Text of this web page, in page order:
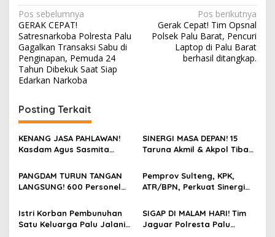
D
a
a
h
M
r
D
m
i
s
a
N
a
v
i
g
a
s
i
p
o
s
Pos sebelumnya
GERAK CEPAT!
Satresnarkoba Polresta Palu
Gagalkan Transaksi Sabu di
Penginapan, Pemuda 24
Tahun Dibekuk Saat Siap
Edarkan Narkoba
Pos berikutnya
Gerak Cepat! Tim Opsnal
Polsek Palu Barat, Pencuri
Laptop di Palu Barat
berhasil ditangkap.
Posting Terkait
KENANG JASA PAHLAWAN!
Kasdam Agus Sasmita
di TMP Tatura, Peringati
HUT Ke-1 Kodam
SINERGI MASA DEPAN! 15
Taruna Akmil & Akpol Tiba
Program “Taruna Bakti” di
Bumi Tadulako Sulteng
PANGDAM TURUN TANGAN
LANGSUNG! 600 Personel
Bersihkan 16 Titik di Palu,
Sambut HUT Pertama
dengan Aksi Nyata
Pemprov Sulteng, KPK,
ATR/BPN, Perkuat Sinergi
Pertanahan
Istri Korban Pembunuhan
Satu Keluarga Palu Jalani
SIGAP DI MALAM HARI! Tim
Jaguar Polresta Palu